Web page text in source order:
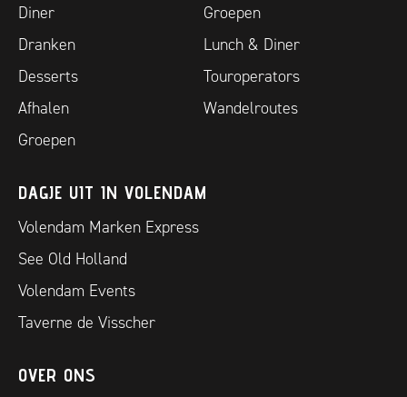
Diner
Dranken
Desserts
Afhalen
Groepen
Groepen
Lunch & Diner
Touroperators
Wandelroutes
DAGJE UIT IN VOLENDAM
Volendam Marken Express
See Old Holland
Volendam Events
Taverne de Visscher
OVER ONS